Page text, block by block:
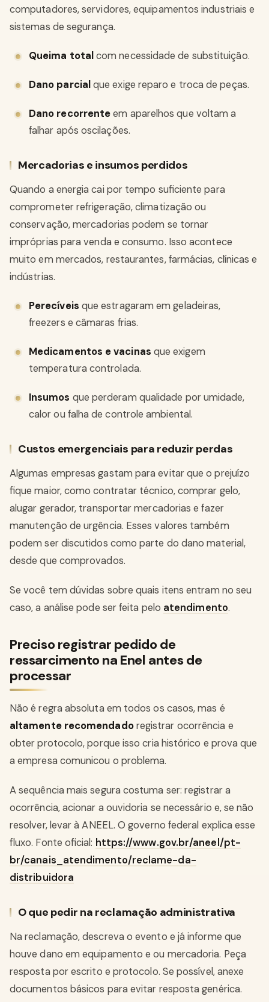
computadores, servidores, equipamentos industriais e
sistemas de segurança.
Queima totalcom necessidade de substituição.
Dano parcialque exige reparo e troca de peças.
Dano recorrenteem aparelhos que voltam a
falhar após oscilações.
Mercadorias e insumos perdidos
Quando a energia cai por tempo suficiente para
comprometer refrigeração, climatização ou
conservação, mercadorias podem se tornar
impróprias para venda e consumo. Isso acontece
muito em mercados, restaurantes, farmácias, clínicas e
indústrias.
Perecíveis que estragaram em geladeiras,
freezers e câmaras frias.
Medicamentos e vacinas que exigem
temperatura controlada.
Insumos que perderam qualidade por umidade,
calor ou falha de controle ambiental.
Custos emergenciais para reduzir perdas
Algumas empresas gastam para evitar que o prejuízo
fique maior, como contratar técnico, comprar gelo,
alugar gerador, transportar mercadorias e fazer
manutenção de urgência. Esses valores também
podem ser discutidos como parte do dano material,
desde que comprovados.
Se você tem dúvidas sobre quais itens entram no seu
caso, a análise pode ser feita pelo atendimento.
Preciso registrar pedido de
ressarcimento na Enel antes de
processar
Não é regra absoluta em todos os casos, mas é
altamente recomendadoregistrar ocorrência e
obter protocolo, porque isso cria histórico e prova que
a empresa comunicou o problema.
A sequência mais segura costuma ser: registrar a
ocorrência, acionar a ouvidoria se necessário e, se não
resolver, levar à ANEEL. O governo federal explica esse
fluxo. Fonte oficial: https://www.gov.br/aneel/pt-
br/canais_atendimento/reclame-da-
distribuidora
O que pedir na reclamação administrativa
Na reclamação, descreva o evento e já informe que
houve dano em equipamento e ou mercadoria. Peça
resposta por escrito e protocolo. Se possível, anexe
documentos básicos para evitar resposta genérica.